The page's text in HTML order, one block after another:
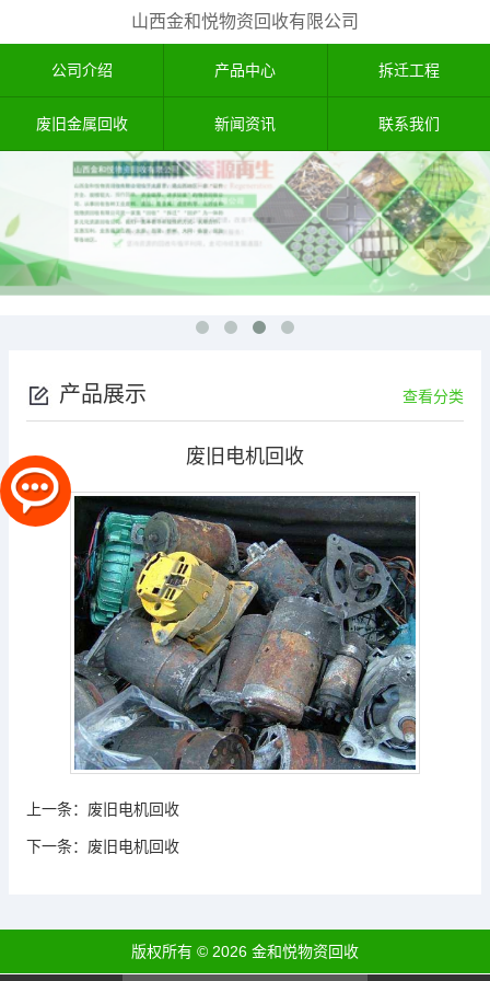
山西金和悦物资回收有限公司
公司介绍 产品中心 拆迁工程
废旧金属回收 新闻资讯 联系我们
产品展示 查看分类
废旧电机回收
上一条： 废旧电机回收
下一条： 废旧电机回收
版权所有 © 2026 金和悦物资回收